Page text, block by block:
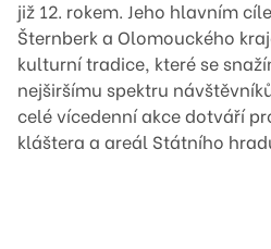
již 12. rokem. Jeho hlavním
Šternberk a Olomouckého
kulturní tradice, které se
nejširšímu spektru
celé vícedenní akce dotváří
kláštera a areál Státního